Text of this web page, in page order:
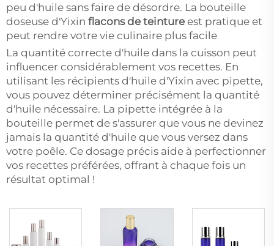
peu d'huile sans faire de désordre. La bouteille
doseuse d'Yixin flacons de teinture est pratique et
peut rendre votre vie culinaire plus facile
La quantité correcte d'huile dans la cuisson peut
influencer considérablement vos recettes. En
utilisant les récipients d'huile d'Yixin avec pipette,
vous pouvez déterminer précisément la quantité
d'huile nécessaire. La pipette intégrée à la
bouteille permet de s'assurer que vous ne devinez
jamais la quantité d'huile que vous versez dans
votre poêle. Ce dosage précis aide à perfectionner
vos recettes préférées, offrant à chaque fois un
résultat optimal !